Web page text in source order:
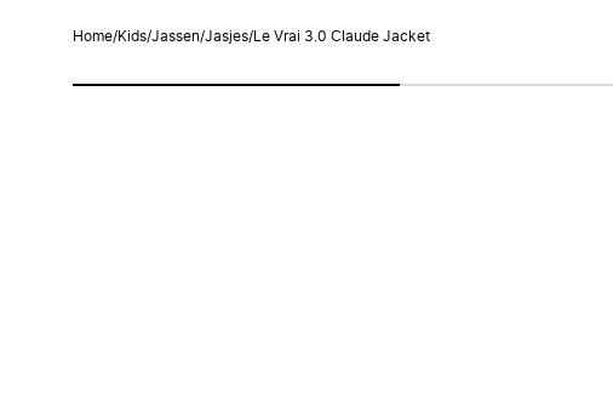
Home/Kids/Jassen/Jasjes/ Le Vrai 3.0 Claude Jacket